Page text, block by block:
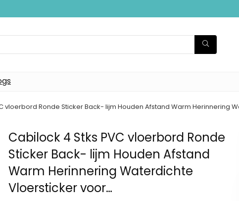
vloerbord Ronde Sticker Back- lijm Houden Afstand Warm Herinnering
Cabilock 4 Stks PVC vloerbord Ronde
Sticker Back- lijm Houden Afstand
Warm Herinnering Waterdichte
Vloersticker voor…